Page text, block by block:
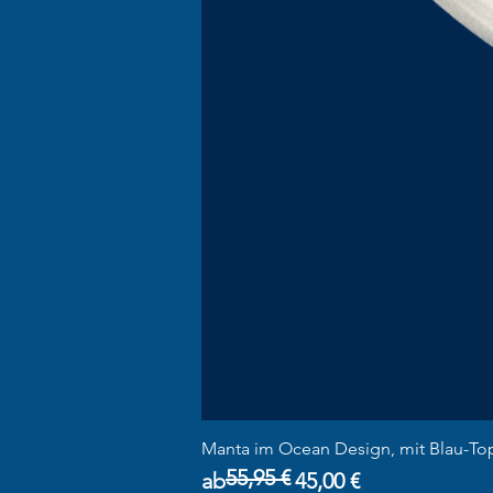
Manta im Ocean Design, mit Blau-
ab
Standardpreis
55,95 €45,00 €
Sale-Preis